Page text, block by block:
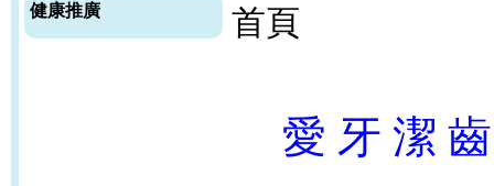
健康推廣 首頁
愛 牙 潔